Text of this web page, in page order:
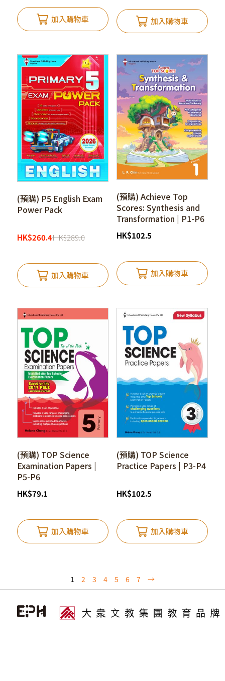
加入購物車 加入購物車
(預購) P5 English Exam
Power Pack
HK$260.4HK$289.0
加入購物車
(預購) Achieve Top
Scores: Synthesis and
Transformation | P1-P6
HK$102.5
加入購物車
(預購) TOP Science
Examination Papers |
P5-P6
HK$79.1
加入購物車
(預購) TOP Science
Practice Papers | P3-P4
HK$102.5
加入購物車
1 2 3 4 5 6 7 →